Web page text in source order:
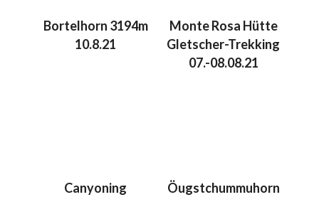
Bortelhorn 3194m
10.8.21
Monte Rosa Hütte
Gletscher-Trekking
07.-08.08.21
Canyoning
Öugstchummuhorn